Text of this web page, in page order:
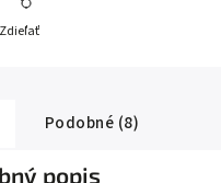
Zdieľať
Podobné (8)
popis